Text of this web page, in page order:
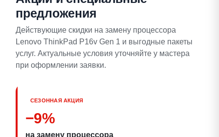
предложения
Действующие скидки на замену процессора
Lenovo ThinkPad P16v Gen 1 и выгодные пакеты
услуг. Актуальные условия уточняйте у мастера
при оформлении заявки.
СЕЗОННАЯ АКЦИЯ
−9%
на замену процессора